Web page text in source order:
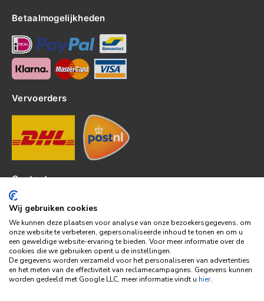
Betaalmogelijkheden
Vervoerders
Contact
Kerkhof 8, 4301EP Zierikzee
tel: 0111-820382
info@topledshop.nl
KVK: 34380695
BTW: NL001286892B39
Bank: KNAB
Rek: NL86KNAB0257746951
Wij gebruiken cookies
We kunnen deze plaatsen voor analyse van onze bezoekersgegevens, om
onze website te verbeteren, gepersonaliseerde inhoud te tonen en om u
een geweldige website-ervaring te bieden. Voor meer informatie over de
cookies die we gebruiken opent u de instellingen.
De gegevens worden verzameld voor het personaliseren van advertenties
en het meten van de effectiviteit van reclamecampagnes. Gegevens kunnen
worden gedeeld met Google LLC, meer informatie vindt u hier.